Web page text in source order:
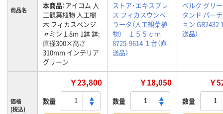
商品名 本商品：アイコム 人
工観葉植物 人工樹
木 フィカスベンジ
ャミン 1.8m 1鉢 鉢:
直径300×高さ
310mm インテリア
グリーン
ストア・エキスプレ
ス フィカスウンベ
ラータ（人工観葉植
物） １５５ｃｍ
8725-9614 １台（直
送品）
ベルク グリ
タンド パー
ョン GR2432
送品）
価格
(税込)
￥23,800
数量
￥18,050
数量
￥
数量